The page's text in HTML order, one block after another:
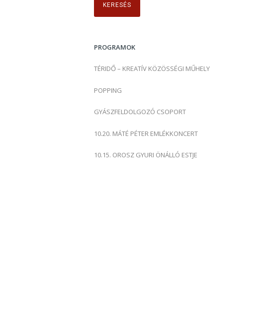
s
:PROGRAMOK
TÉRIDŐ – KREATÍV KÖZÖSSÉGI MŰHELY
POPPING
GYÁSZFELDOLGOZÓ CSOPORT
10.20. MÁTÉ PÉTER EMLÉKKONCERT
10.15. OROSZ GYURI ÖNÁLLÓ ESTJE